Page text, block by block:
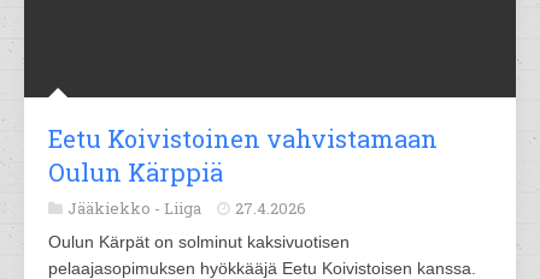
Eetu Koivistoinen vahvistamaan
Oulun Kärppiä
Jääkiekko - Liiga 27.4.2026
Oulun Kärpät on solminut kaksivuotisen
pelaajasopimuksen hyökkääjä Eetu Koivistoisen kanssa.